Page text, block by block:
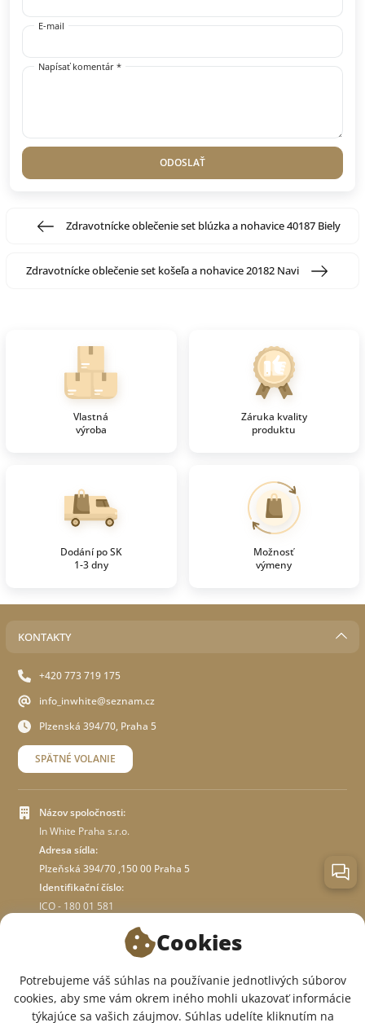
E-mail
Napísať komentár *
ODOSLAŤ
Zdravotnícke oblečenie set blúzka a nohavice 40187 Biely
Zdravotnícke oblečenie set košeľa a nohavice 20182 Navi
Vlastná
výroba
Záruka kvality
produktu
Dodání po SK
1-3 dny
Možnosť
výmeny
KONTAKTY
+420 773 719 175
info_inwhite@seznam.cz
Plzenská 394/70, Praha 5
SPÄTNÉ VOLANIE
Názov spoločnosti:
In White Praha s.r.o.
Adresa sídla:
Plzeňská 394/70 ,150 00 Praha 5
Identifikační číslo:
ICO - 180 01 581
O OBCHODE
SME V SOCIÁLNYCH SIEŤACH:
Cookies
Potrebujeme váš súhlas na používanie jednotlivých súborov
cookies, aby sme vám okrem iného mohli ukazovať informácie
týkajúce sa vašich záujmov. Súhlas udelíte kliknutím na